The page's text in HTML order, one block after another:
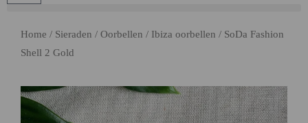
Home / Sieraden / Oorbellen / Ibiza oorbellen / SoDa Fashion
Shell 2 Gold